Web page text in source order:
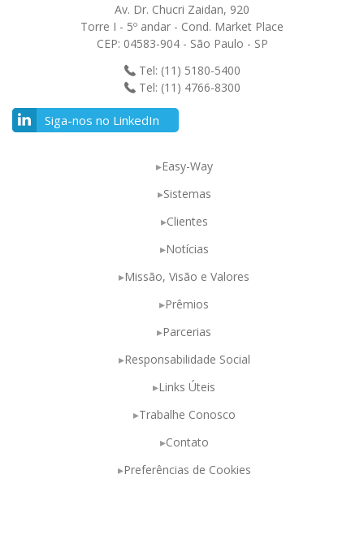
Av. Dr. Chucri Zaidan, 920
Torre I - 5º andar - Cond. Market Place
CEP: 04583-904 - São Paulo - SP
Tel: (11) 5180-5400
Tel: (11) 4766-8300
Siga-nos no LinkedIn
Easy-Way
Sistemas
Clientes
Notícias
Missão, Visão e Valores
Prêmios
Parcerias
Responsabilidade Social
Links Úteis
Trabalhe Conosco
Contato
Preferências de Cookies